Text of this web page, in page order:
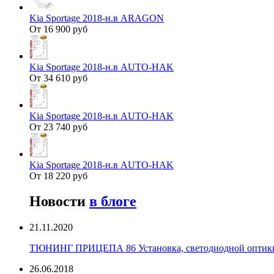
Kia Sportage 2018-н.в ARAGON
От 16 900 руб
Kia Sportage 2018-н.в AUTO-HAK
От 34 610 руб
Kia Sportage 2018-н.в AUTO-HAK
От 23 740 руб
Kia Sportage 2018-н.в AUTO-HAK
От 18 220 руб
Новости в блоге
21.11.2020
ТЮНИНГ ПРИЦЕПА 86 Установка, светодиодной оптики,
26.06.2018